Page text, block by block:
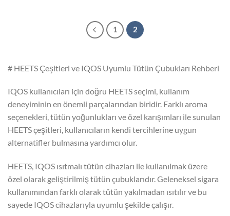
1 2
# HEETS Çeşitleri ve IQOS Uyumlu Tütün Çubukları Rehberi
IQOS kullanıcıları için doğru HEETS seçimi, kullanım
deneyiminin en önemli parçalarından biridir. Farklı aroma
seçenekleri, tütün yoğunlukları ve özel karışımları ile sunulan
HEETS çeşitleri, kullanıcıların kendi tercihlerine uygun
alternatifler bulmasına yardımcı olur.
HEETS, IQOS ısıtmalı tütün cihazları ile kullanılmak üzere
özel olarak geliştirilmiş tütün çubuklarıdır. Geleneksel sigara
kullanımından farklı olarak tütün yakılmadan ısıtılır ve bu
sayede IQOS cihazlarıyla uyumlu şekilde çalışır.